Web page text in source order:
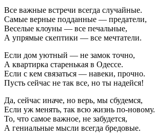
Все важные встречи всегда случайные.
Самые верные подданные — предатели,
Веселые клоуны — все печальные,
А упрямые скептики — все мечтатели.
Если дом уютный — не замок точно,
А квартирка старенькая в Одессе.
Если с кем связаться — навеки, прочно.
Пусть сейчас не так все, но ты надейся!
Да, сейчас иначе, но верь, мы сбудемся,
Если уж менять, так всю жизнь по-новому.
То, что самое важное, не забудется,
А гениальные мысли всегда бредовые.